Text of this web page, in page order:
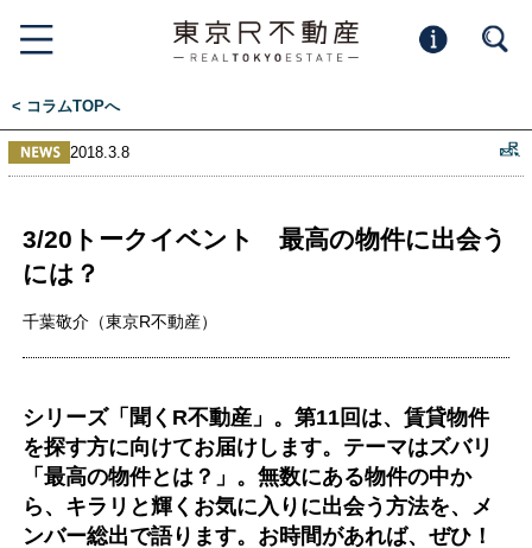
< コラムTOPへ
2018.3.8
3/20トークイベント 最高の物件に出会う
には？
千葉敬介（東京R不動産）
シリーズ「聞くR不動産」。第11回は、賃貸物件
を探す方に向けてお届けします。テーマはズバリ
「最高の物件とは？」。無数にある物件の中か
ら、キラリと輝くお気に入りに出会う方法を、メ
ンバー総出で語ります。お時間があれば、ぜひ！